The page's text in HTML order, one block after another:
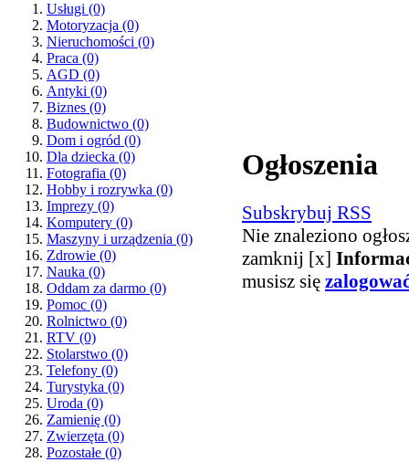
Usługi (0)
Motoryzacja (0)
Nieruchomości (0)
Praca (0)
AGD (0)
Antyki (0)
Biznes (0)
Budownictwo (0)
Dom i ogród (0)
Dla dziecka (0)
Fotografia (0)
Hobby i rozrywka (0)
Imprezy (0)
Komputery (0)
Maszyny i urządzenia (0)
Zdrowie (0)
Nauka (0)
Oddam za darmo (0)
Pomoc (0)
Rolnictwo (0)
RTV (0)
Stolarstwo (0)
Telefony (0)
Turystyka (0)
Uroda (0)
Zamienię (0)
Zwierzęta (0)
Pozostałe (0)
Ogłoszenia
Subskrybuj RSS
Nie znaleziono
zamknij [x]
musisz się